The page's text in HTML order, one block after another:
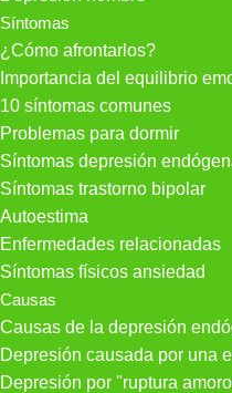
Síntomas
¿Cómo afrontarlos?
Importancia del equilibrio
10 síntomas comunes
Problemas para dormir
Síntomas depresión
Síntomas trastorno bipolar
Autoestima
Enfermedades relacionadas
Síntomas físicos ansiedad
Causas
Causas de la depresión
Depresión causada por una
Depresión por "ruptura